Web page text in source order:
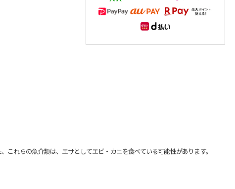
れらの魚介類は、エサとしてエビ・カニを食べている可能性があります。